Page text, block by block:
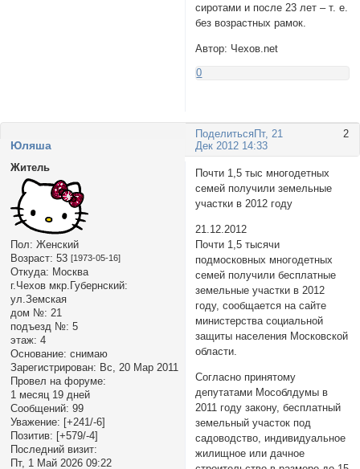
сиротами и после 23 лет – т. е.
без возрастных рамок.
Автор: Чехов.net
0
Поделиться 2
Пт, 21
Дек 2012 14:33
Юляша
Житель
Пол: Женский
Возраст: 53 [1973-05-16]
Откуда: Москва
г.Чехов мкр.Губернский:
ул.Земская
дом №: 21
подъезд №: 5
этаж: 4
Основание: снимаю
Зарегистрирован: Вс, 20 Мар 2011
Провел на форуме:
1 месяц 19 дней
Сообщений: 99
Уважение: [+241/-6]
Позитив: [+579/-4]
Последний визит:
Пт, 1 Май 2026 09:22
Почти 1,5 тыс многодетных
семей получили земельные
участки в 2012 году
21.12.2012
Почти 1,5 тысячи
подмосковных многодетных
семей получили бесплатные
земельные участки в 2012
году, сообщается на сайте
министерства социальной
защиты населения Московской
области.
Согласно принятому
депутатами Мособлдумы в
2011 году закону, бесплатный
земельный участок под
садоводство, индивидуальное
жилищное или дачное